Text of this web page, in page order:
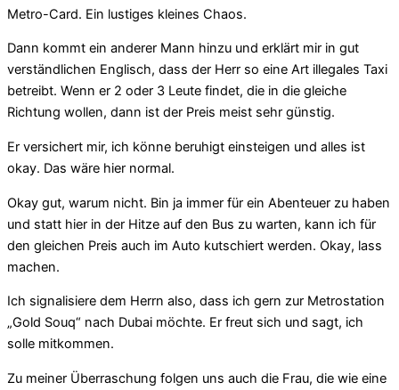
Metro-Card. Ein lustiges kleines Chaos.
Dann kommt ein anderer Mann hinzu und erklärt mir in gut
verständlichen Englisch, dass der Herr so eine Art illegales Taxi
betreibt. Wenn er 2 oder 3 Leute findet, die in die gleiche
Richtung wollen, dann ist der Preis meist sehr günstig.
Er versichert mir, ich könne beruhigt einsteigen und alles ist
okay. Das wäre hier normal.
Okay gut, warum nicht. Bin ja immer für ein Abenteuer zu haben
und statt hier in der Hitze auf den Bus zu warten, kann ich für
den gleichen Preis auch im Auto kutschiert werden. Okay, lass
machen.
Ich signalisiere dem Herrn also, dass ich gern zur Metrostation
„Gold Souq“ nach Dubai möchte. Er freut sich und sagt, ich
solle mitkommen.
Zu meiner Überraschung folgen uns auch die Frau, die wie eine